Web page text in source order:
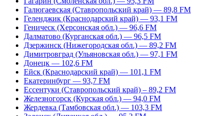
Галюгаевская (Ставропольский край) — 89,8 FM
Геленджик (Краснодарский край) — 93,1 FM
Геническ (Херсонская обл.) — 96,6 FM
Далматово (Курганская обл.) — 96,5 FM
Дзержинск (Нижегородская обл.) — 89,2 FM
Димитровград (Ульяновская обл.) — 97,1 FM
Донецк — 102,6 FM
Ейск (Краснодарский край) — 101,1 FM
Екатеринбург — 93,7 FM
Ессентуки (Ставропольский край) – 89,2 FM
Железногорск (Курская обл.) — 94,0 FM
Жердевка (Тамбовская обл.) — 103,3 FM